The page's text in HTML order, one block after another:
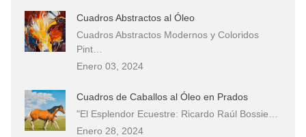
Cuadros Abstractos al Óleo
Cuadros Abstractos Modernos y Coloridos
Pint…
Enero 03, 2024
Cuadros de Caballos al Óleo en Prados
"El Esplendor Ecuestre: Ricardo Raúl Bossie…
Enero 28, 2024